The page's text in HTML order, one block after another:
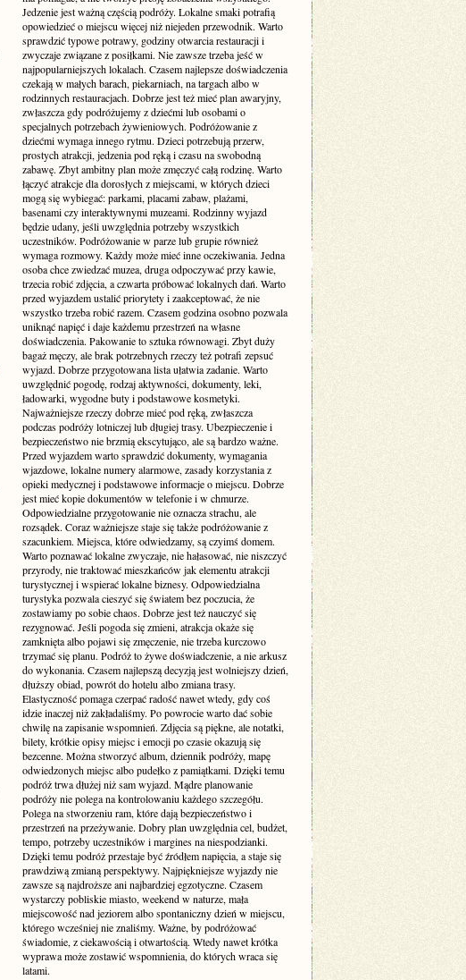
Jedzenie jest ważną częścią podróży. Lokalne smaki potrafią
opowiedzieć o miejscu więcej niż niejeden przewodnik. Warto
sprawdzić typowe potrawy, godziny otwarcia restauracji i
zwyczaje związane z posiłkami. Nie zawsze trzeba jeść w
najpopularniejszych lokalach. Czasem najlepsze doświadczenia
czekają w małych barach, piekarniach, na targach albo w
rodzinnych restauracjach. Dobrze jest też mieć plan awaryjny,
zwłaszcza gdy podróżujemy z dziećmi lub osobami o
specjalnych potrzebach żywieniowych. Podróżowanie z
dziećmi wymaga innego rytmu. Dzieci potrzebują przerw,
prostych atrakcji, jedzenia pod ręką i czasu na swobodną
zabawę. Zbyt ambitny plan może zmęczyć całą rodzinę. Warto
łączyć atrakcje dla dorosłych z miejscami, w których dzieci
mogą się wybiegać: parkami, placami zabaw, plażami,
basenami czy interaktywnymi muzeami. Rodzinny wyjazd
będzie udany, jeśli uwzględnia potrzeby wszystkich
uczestników. Podróżowanie w parze lub grupie również
wymaga rozmowy. Każdy może mieć inne oczekiwania. Jedna
osoba chce zwiedzać muzea, druga odpoczywać przy kawie,
trzecia robić zdjęcia, a czwarta próbować lokalnych dań. Warto
przed wyjazdem ustalić priorytety i zaakceptować, że nie
wszystko trzeba robić razem. Czasem godzina osobno pozwala
uniknąć napięć i daje każdemu przestrzeń na własne
doświadczenia. Pakowanie to sztuka równowagi. Zbyt duży
bagaż męczy, ale brak potrzebnych rzeczy też potrafi zepsuć
wyjazd. Dobrze przygotowana lista ułatwia zadanie. Warto
uwzględnić pogodę, rodzaj aktywności, dokumenty, leki,
ładowarki, wygodne buty i podstawowe kosmetyki.
Najważniejsze rzeczy dobrze mieć pod ręką, zwłaszcza
podczas podróży lotniczej lub długiej trasy. Ubezpieczenie i
bezpieczeństwo nie brzmią ekscytująco, ale są bardzo ważne.
Przed wyjazdem warto sprawdzić dokumenty, wymagania
wjazdowe, lokalne numery alarmowe, zasady korzystania z
opieki medycznej i podstawowe informacje o miejscu. Dobrze
jest mieć kopie dokumentów w telefonie i w chmurze.
Odpowiedzialne przygotowanie nie oznacza strachu, ale
rozsądek. Coraz ważniejsze staje się także podróżowanie z
szacunkiem. Miejsca, które odwiedzamy, są czyimś domem.
Warto poznawać lokalne zwyczaje, nie hałasować, nie niszczyć
przyrody, nie traktować mieszkańców jak elementu atrakcji
turystycznej i wspierać lokalne biznesy. Odpowiedzialna
turystyka pozwala cieszyć się światem bez poczucia, że
zostawiamy po sobie chaos. Dobrze jest też nauczyć się
rezygnować. Jeśli pogoda się zmieni, atrakcja okaże się
zamknięta albo pojawi się zmęczenie, nie trzeba kurczowo
trzymać się planu. Podróż to żywe doświadczenie, a nie arkusz
do wykonania. Czasem najlepszą decyzją jest wolniejszy dzień,
dłuższy obiad, powrót do hotelu albo zmiana trasy.
Elastyczność pomaga czerpać radość nawet wtedy, gdy coś
idzie inaczej niż zakładaliśmy. Po powrocie warto dać sobie
chwilę na zapisanie wspomnień. Zdjęcia są piękne, ale notatki,
bilety, krótkie opisy miejsc i emocji po czasie okazują się
bezcenne. Można stworzyć album, dziennik podróży, mapę
odwiedzonych miejsc albo pudełko z pamiątkami. Dzięki temu
podróż trwa dłużej niż sam wyjazd. Mądre planowanie
podróży nie polega na kontrolowaniu każdego szczegółu.
Polega na stworzeniu ram, które dają bezpieczeństwo i
przestrzeń na przeżywanie. Dobry plan uwzględnia cel, budżet,
tempo, potrzeby uczestników i margines na niespodzianki.
Dzięki temu podróż przestaje być źródłem napięcia, a staje się
prawdziwą zmianą perspektywy. Najpiękniejsze wyjazdy nie
zawsze są najdroższe ani najbardziej egzotyczne. Czasem
wystarczy pobliskie miasto, weekend w naturze, mała
miejscowość nad jeziorem albo spontaniczny dzień w miejscu,
którego wcześniej nie znaliśmy. Ważne, by podróżować
świadomie, z ciekawością i otwartością. Wtedy nawet krótka
wyprawa może zostawić wspomnienia, do których wraca się
latami.